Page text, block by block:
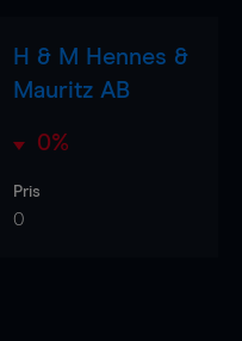
H & M Hennes &
Mauritz AB
0%
Pris
0